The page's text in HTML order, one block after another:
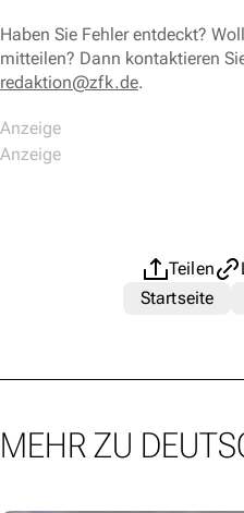
Haben Sie Fehler entdeckt?
mitteilen? Dann kontaktieren
redaktion@zfk.de.
Teilen
Startseite
MEHR ZU